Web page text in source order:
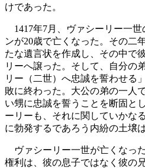
けであった。
1417年7月、ヴァシーリー一
ンが20歳で亡くなった。その二
たな遺言状を作成し、その中で
リーへ譲った。そして、自分の
リー（二世）へ忠誠を誓わせる
敗に終わった。大公の弟の一人
い甥に忠誠を誓うことを断固と
ーリーも、それに関していかな
に勃発するであろう内紛の土壌
ヴァシーリー一世が亡くなっ
権利は、彼の息子ではなく彼の